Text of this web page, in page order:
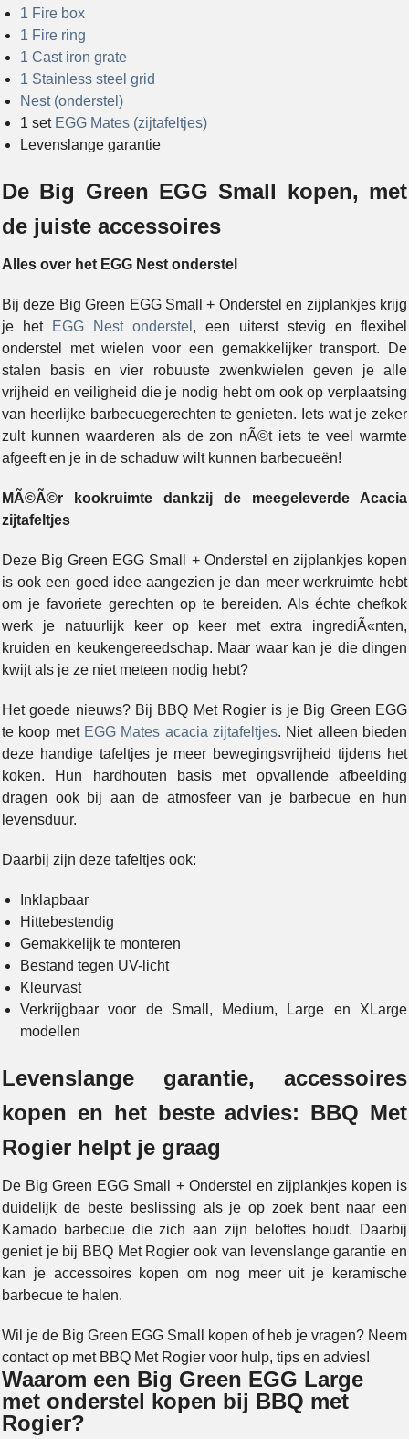
1 Fire box
1 Fire ring
1 Cast iron grate
1 Stainless steel grid
Nest (onderstel)
1 set EGG Mates (zijtafeltjes)
Levenslange garantie
De Big Green EGG Small kopen, met
de juiste accessoires
Alles over het EGG Nest onderstel
Bij deze Big Green EGG Small + Onderstel en zijplankjes krijg
je het
EGG Nest onderstel , een uiterst stevig en flexibel
onderstel met wielen voor een gemakkelijker transport. De
stalen basis en vier robuuste zwenkwielen geven je alle
vrijheid en veiligheid die je nodig hebt om ook op verplaatsing
van heerlijke barbecuegerechten te genieten. Iets wat je zeker
zult kunnen waarderen als de zon nÃ©t iets te veel warmte
afgeeft en je in de schaduw wilt kunnen barbecueën!
MÃ©Ã©r kookruimte dankzij de meegeleverde Acacia
zijtafeltjes
Deze Big Green EGG Small + Onderstel en zijplankjes kopen
is ook een goed idee aangezien je dan meer werkruimte hebt
om je favoriete gerechten op te bereiden. Als échte chefkok
werk je natuurlijk keer op keer met extra ingrediÃ«nten,
kruiden en keukengereedschap. Maar waar kan je die dingen
kwijt als je ze niet meteen nodig hebt?
Het goede nieuws? Bij BBQ Met Rogier is je Big Green EGG
te koop met EGG Mates acacia zijtafeltjes. Niet alleen bieden
deze handige tafeltjes je meer bewegingsvrijheid tijdens het
koken. Hun hardhouten basis met opvallende afbeelding
dragen ook bij aan de atmosfeer van je barbecue en hun
levensduur.
Daarbij zijn deze tafeltjes ook:
Inklapbaar
Hittebestendig
Gemakkelijk te monteren
Bestand tegen UV-licht
Kleurvast
Verkrijgbaar voor de Small, Medium, Large en XLarge
modellen
Levenslange garantie, accessoires
kopen en het beste advies: BBQ Met
Rogier helpt je graag
De Big Green EGG Small + Onderstel en zijplankjes kopen is
duidelijk de beste beslissing als je op zoek bent naar een
Kamado barbecue die zich aan zijn beloftes houdt. Daarbij
geniet je bij BBQ Met Rogier ook van levenslange garantie en
kan je accessoires kopen om nog meer uit je keramische
barbecue te halen.
Wil je de Big Green EGG Small kopen of heb je vragen? Neem
contact op met BBQ Met Rogier voor hulp, tips en advies!
Waarom een Big Green EGG Large
met onderstel kopen bij BBQ met
Rogier?